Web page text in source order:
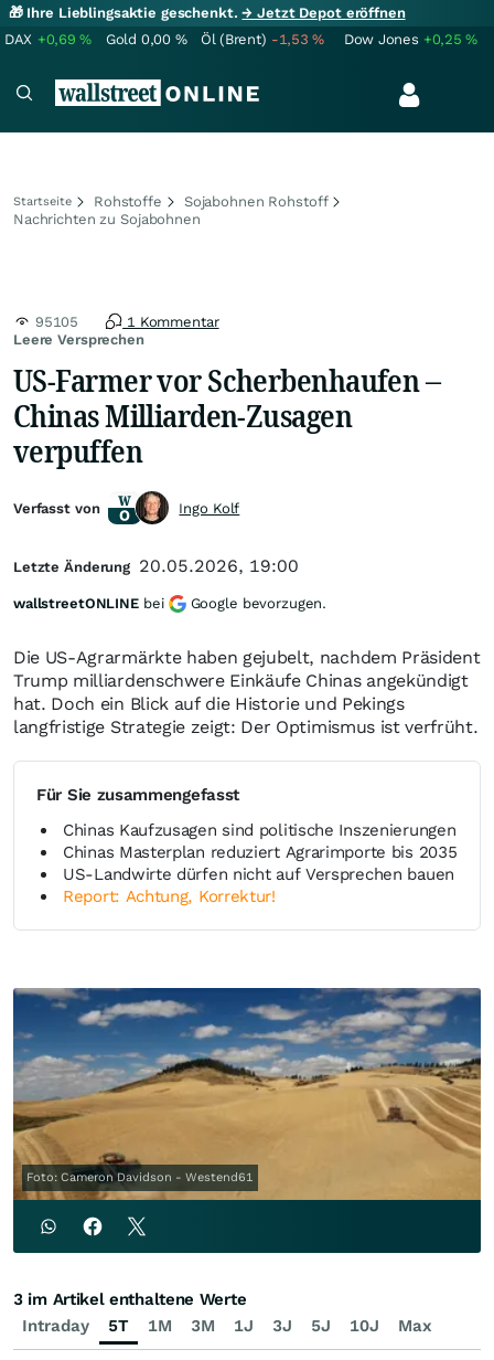
🎁 Ihre Lieblingsaktie geschenkt.→ Jetzt Depot eröffnen
DAX +0,69% Gold 0,00 % Öl (Brent) -1,53% Dow Jones +0,25%
Startseite Rohstoffe
Sojabohnen Rohstoff
Nachrichten zu Sojabohnen
Leere Versprechen
95105 1 Kommentar
US-Farmer vor Scherbenhaufen –
Chinas Milliarden-Zusagen
verpuffen
Die US-Agrarmärkte haben gejubelt, nachdem Präsident
Trump milliardenschwere Einkäufe Chinas angekündigt
hat. Doch ein Blick auf die Historie und Pekings
langfristige Strategie zeigt: Der Optimismus ist verfrüht.
Für Sie zusammengefasst
Chinas Kaufzusagen sind politische Inszenierungen
Chinas Masterplan reduziert Agrarimporte bis 2035
US-Landwirte dürfen nicht auf Versprechen bauen
Report: Achtung, Korrektur!
Foto: Cameron Davidson - Westend61
Verfasst von Ingo Kolf
Letzte Änderung 20.05.2026, 19:00
wallstreetONLINE bei Google bevorzugen.
Intraday 5T 1M 3M 1J 3J 5J 10J Max
3 im Artikel enthaltene Werte